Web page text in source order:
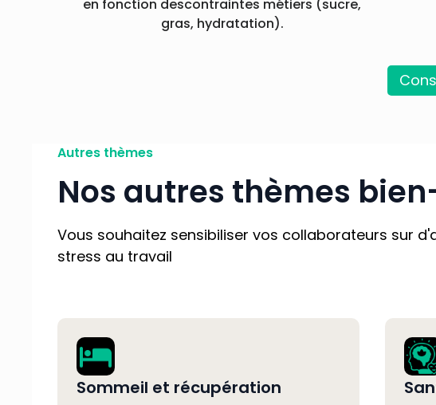
en fonction descontraintes métiers (sucre,
gras, hydratation).
Autres thèmes
Nos autres thèmes
Vous souhaitez sensibiliser vos collaborateurs sur
stress au travail
Sommeil et récupération